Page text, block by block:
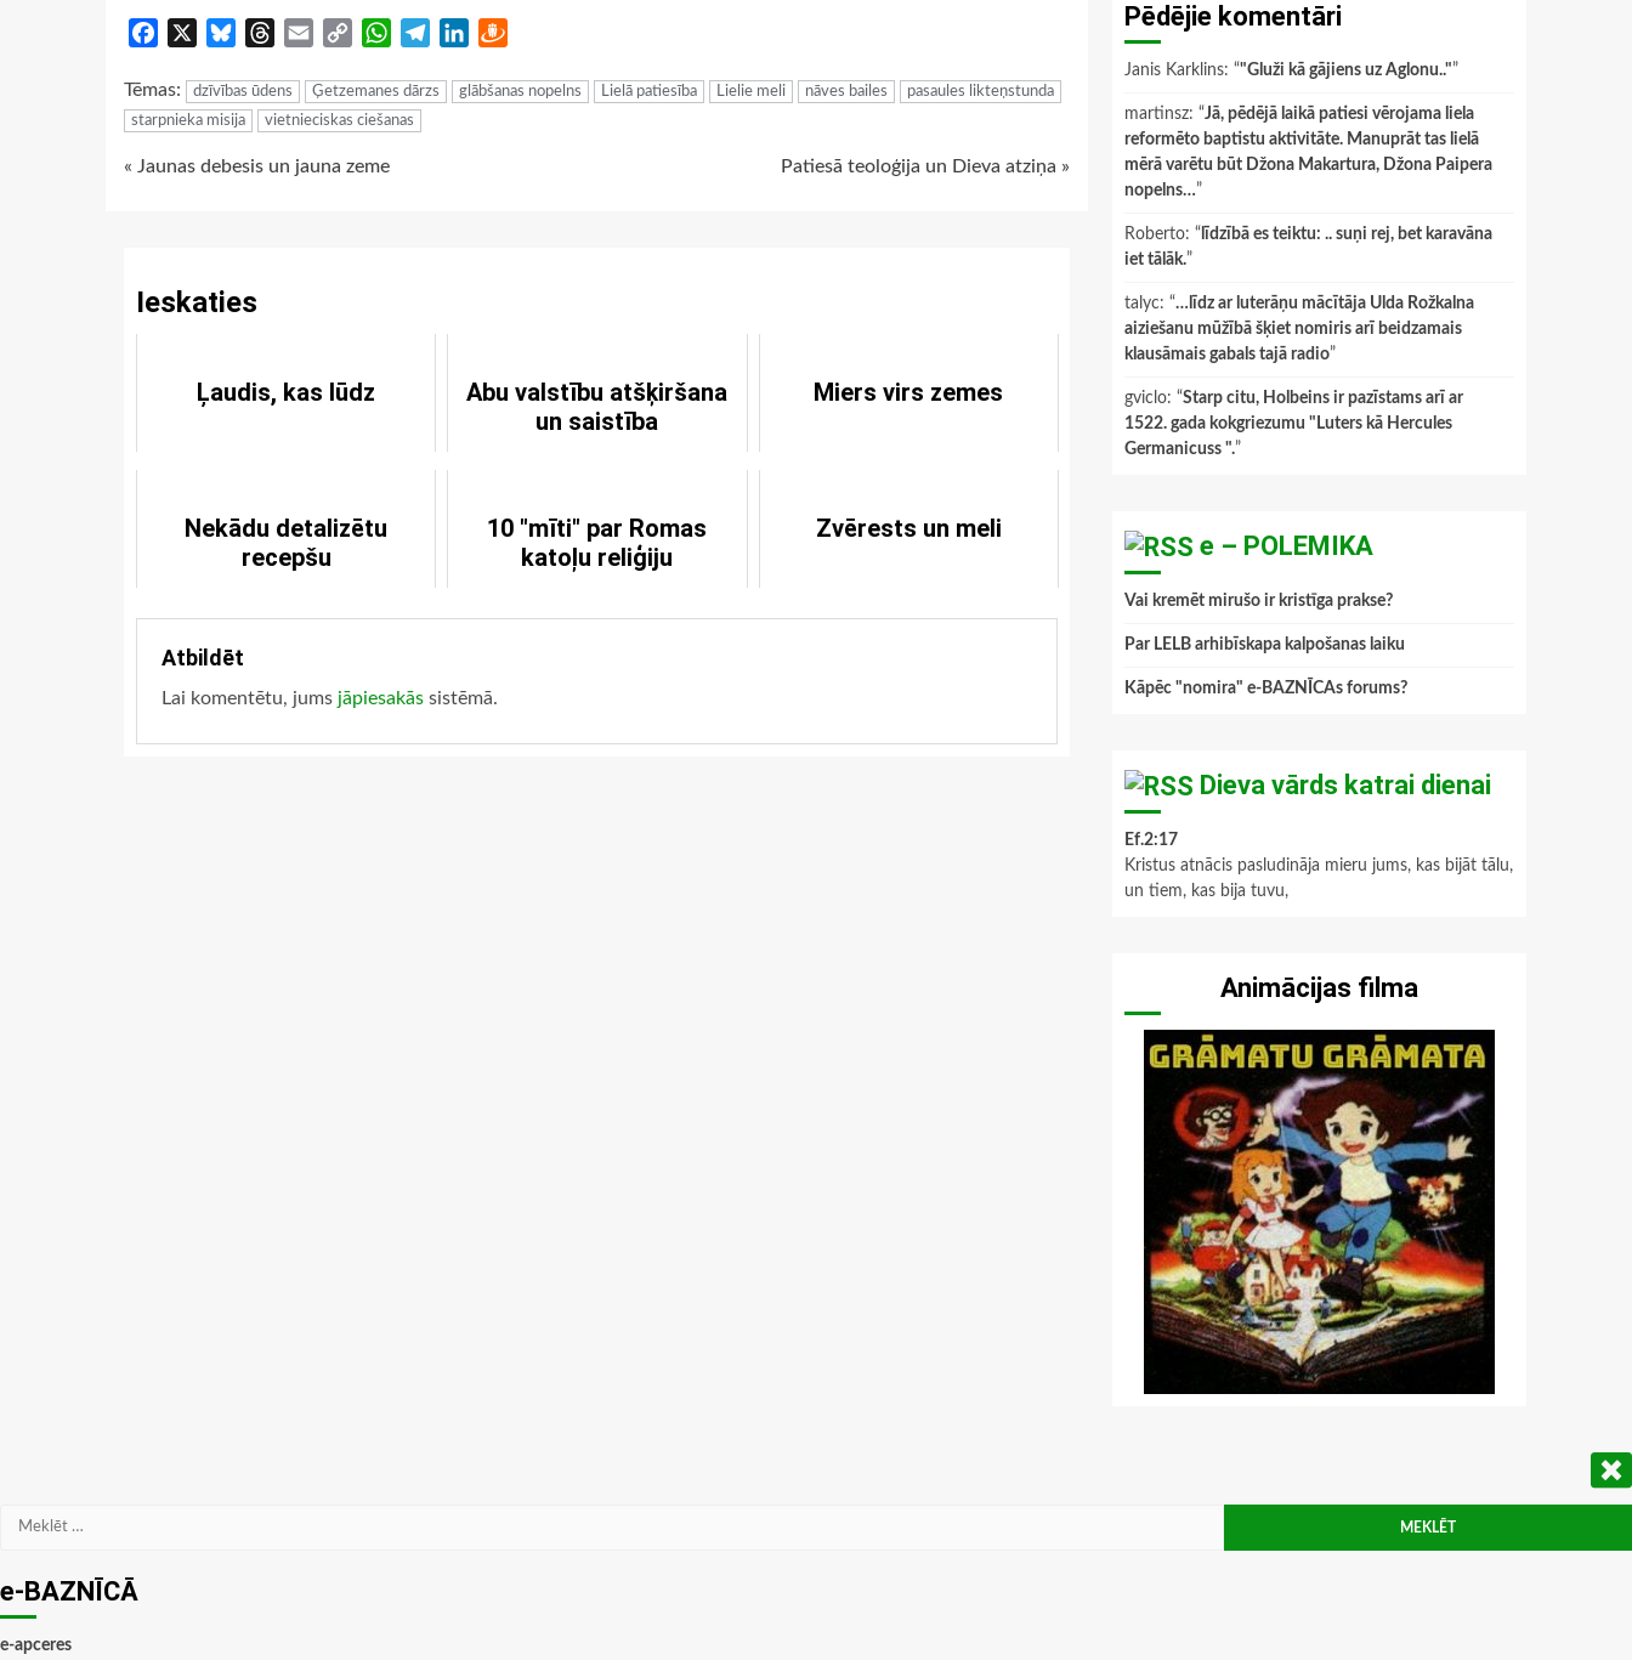
Facebook BlueskyThreads
Email
Copy
WhatsApp
TelegramLinkedIn
Tēmas: dzīvības ūdens Ģetzemanes dārzs glābšanas nopelns Lielā patiesība Lielie meli nāves bailes
pasaules likteņstunda
starpnieka misija
vietnieciskas ciešanas
Continue
« Jaunas debesis un jauna zeme Patiesā teoloģija un Dieva atziņa »
Ieskaties
Ļaudis, kas lūdz
Abu valstību atšķiršana
un saistība
Miers virs zemes
Nekādu detalizētu
recepšu
10 "mīti" par Romas
katoļu reliģiju
Zvērests un meli
Atbildēt
Lai komentētu, jums jāpiesakās sistēmā.
Pēdējie komentāri
Janis Karklins: “"Gluži kā gājiens uz Aglonu.."”
martinsz: “Jā, pēdējā laikā patiesi vērojama liela
reformēto baptistu aktivitāte. Manuprāt tas lielā
mērā varētu būt Džona Makartura, Džona Paipera
nopelns…”
Roberto: “ līdzībā es teiktu: .. suņi rej, bet karavāna
iet tālāk.”
talyc: “…līdz ar luterāņu mācītāja Ulda Rožkalna
aiziešanu mūžībā šķiet nomiris arī beidzamais
klausāmais gabals tajā radio”
gviclo: “Starp citu, Holbeins ir pazīstams arī ar
1522. gada kokgriezumu "Luters kā Hercules
Germanicuss ".”
e – POLEMIKA
Vai kremēt mirušo ir kristīga prakse?
Par LELB arhibīskapa kalpošanas laiku
Kāpēc "nomira" e-BAZNĪCAs forums?
Dieva vārds katrai dienai
Ef.2:17
Kristus atnācis pasludināja mieru jums, kas bijāt tālu,
un tiem, kas bija tuvu,
Animācijas filma
Meklēt:
e-BAZNĪCĀ
e-apceres